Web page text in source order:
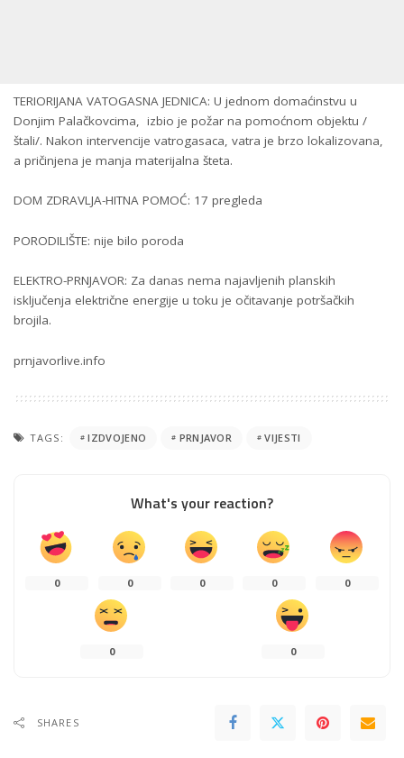
TERIORIJANA VATOGASNA JEDNICA: U jednom domaćinstvu u
Donjim Palačkovcima, izbio je požar na pomoćnom objektu /
štali/. Nakon intervencije vatrogasaca, vatra je brzo lokalizovana,
a pričinjena je manja materijalna šteta.
DOM ZDRAVLJA-HITNA POMOĆ: 17 pregleda
PORODILIŠTE: nije bilo poroda
ELEKTRO-PRNJAVOR: Za danas nema najavljenih planskih
isključenja električne energije u toku je očitavanje potršačkih
brojila.
prnjavorlive.info
TAGS: IZDVOJENO PRNJAVOR VIJESTI
What's your reaction?
0 0 0 0 0
0 0
SHARES